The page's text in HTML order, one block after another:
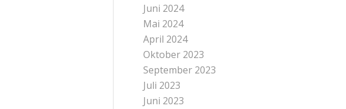
Juni 2024
Mai 2024
April 2024
Oktober 2023
September 2023
Juli 2023
Juni 2023